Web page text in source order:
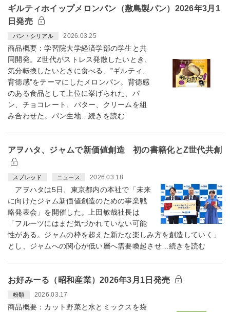
ギルティホイップメロンパン（敷島製パン）2026年3月1
日発売
パン・シリアル 2026.03.25
商品概要：学習院大学経済学部の学生と共
同開発。Z世代がストレス発散したいとき、
気分転換したいときに食べる、”ギルティ、
背徳感”をテーマにしたメロンパン。背徳感
のある食品として上位に挙げられた、パ
ン、チョコレート、バター、クリームを組
み合わせた。パン生地…続きを読む
アヲハタ、ジャムで新価値創造 初の書籍化とZ世代共創
スプレッド ニュース 2026.03.18
アヲハタは5日、東京都内の本社で「未来
に向けたジャム新価値創造のための事業戦
略発表会」を開催した。上田敏哉社長は
「フルーツにはまだ気づかれていない可能
性がある。ジャムの枠を超えた新たな楽しみ方を創造していく」
とし、ジャムへの関心が低い層へ需要喚起させ…続きを読む
お好みーる（昭和産業）2026年3月1日発売
粉類 2026.03.17
商品概要：カット野菜と水とミックスを袋